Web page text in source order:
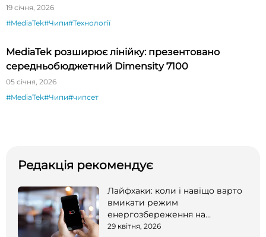
19 січня, 2026
#MediaTek#Чипи#Технології
MediaTek розширює лінійку: презентовано
середньобюджетний Dimensity 7100
05 січня, 2026
#MediaTek#Чипи#чипсет
Редакція рекомендує
Лайфхаки: коли і навіщо варто
вмикати режим
енергозбереження на
смартфоні
29 квітня, 2026